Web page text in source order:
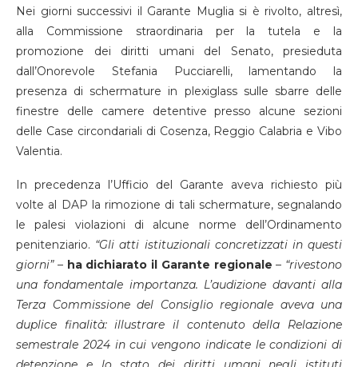
Nei giorni successivi il Garante Muglia si è rivolto, altresì,
alla Commissione straordinaria per la tutela e la
promozione dei diritti umani del Senato, presieduta
dall’Onorevole Stefania Pucciarelli, lamentando la
presenza di schermature in plexiglass sulle sbarre delle
finestre delle camere detentive presso alcune sezioni
delle Case circondariali di Cosenza, Reggio Calabria e Vibo
Valentia.
In precedenza l’Ufficio del Garante aveva richiesto più
volte al DAP la rimozione di tali schermature, segnalando
le palesi violazioni di alcune norme dell’Ordinamento
penitenziario. “Gli atti istituzionali concretizzati in questi
giorni”–ha dichiarato il Garante regionale – “rivestono
una fondamentale importanza. L’audizione davanti alla
Terza Commissione del Consiglio regionale aveva una
duplice finalità: illustrare il contenuto della Relazione
semestrale 2024 in cui vengono indicate le condizioni di